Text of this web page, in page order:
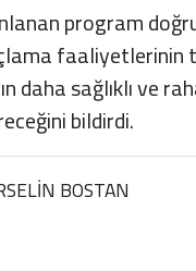
program
faaliyetlerinin
daha sağlıklı ve
bildirdi.
BOSTAN